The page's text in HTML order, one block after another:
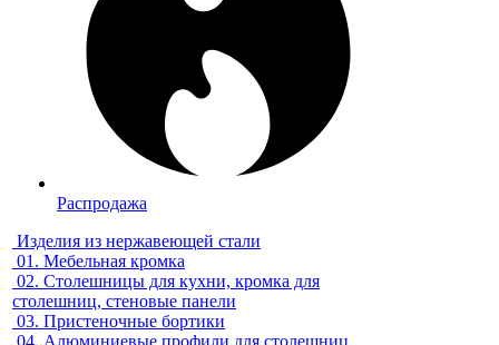
Распродажа
Изделия из нержавеющей стали
01. Мебельная кромка
02. Столешницы для кухни, кромка для
столешниц, стеновые панели
03. Пристеночные бортики
04. Алюминиевые профили для столешниц